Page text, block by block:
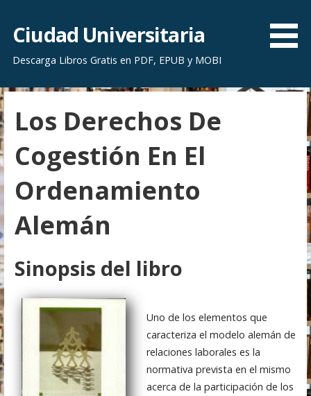
r
a
l
c
o
n
e
n
i
d
o
Ciudad Universitaria
Descarga Libros Gratis en PDF, EPUB y MOBI
Los Derechos De
Cogestión En El
Ordenamiento
Alemán
Sinopsis del libro
Uno de los elementos que
caracteriza el modelo alemán de
relaciones laborales es la
normativa prevista en el mismo
acerca de la participación de los